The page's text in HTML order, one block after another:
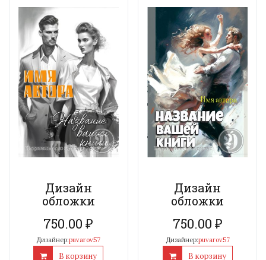
Дизайн
обложки
750.00₽
Дизайнер:puvarov57
В корзину
Дизайн
обложки
750.00 ₽
Дизайнер:puvarov57
В корзину